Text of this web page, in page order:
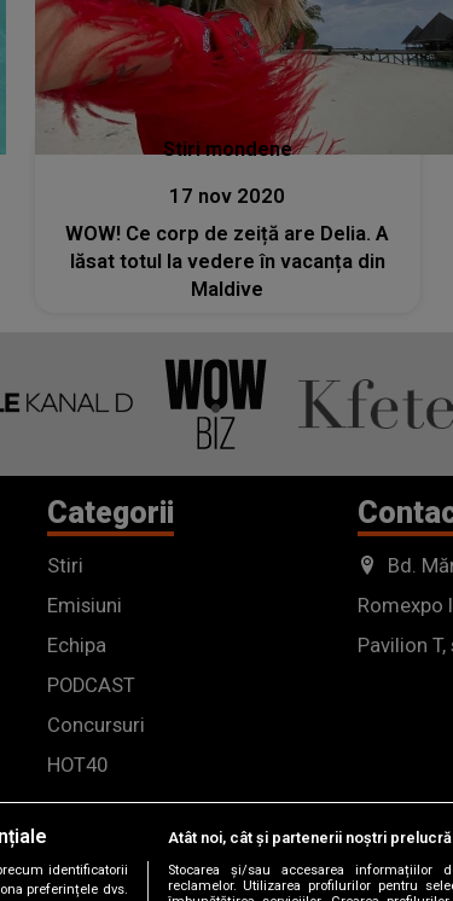
Stiri mondene
17 nov 2020
WOW! Ce corp de zeiță are Delia. A
lăsat totul la vedere în vacanța din
Maldive
Categorii
Stiri
Emisiuni
Echipa
PODCAST
Concursuri
HOT40
Bd.
Romexpo
Pavilion T,
identificatorii
preferințele dvs.
Atât noi, cât și partenerii noștri
Stocarea și/sau accesarea informațiilor
reclamelor. Utilizarea profilurilor pentru